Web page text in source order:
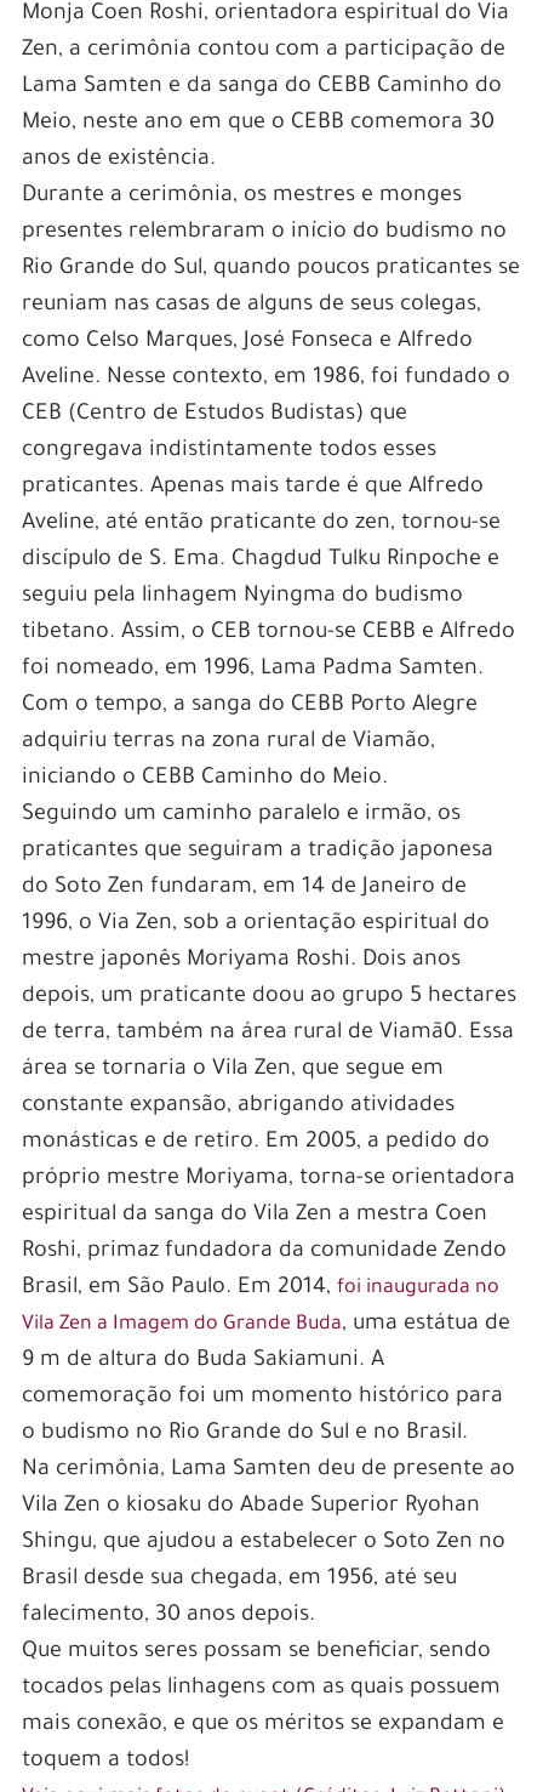
Monja Coen Roshi, orientadora espiritual do Via
Zen, a cerimônia contou com a participação de
Lama Samten e da sanga do CEBB Caminho do
Meio, neste ano em que o CEBB comemora 30
anos de existência.
Durante a cerimônia, os mestres e monges
presentes relembraram o início do budismo no
Rio Grande do Sul, quando poucos praticantes se
reuniam nas casas de alguns de seus colegas,
como Celso Marques, José Fonseca e Alfredo
Aveline. Nesse contexto, em 1986, foi fundado o
CEB (Centro de Estudos Budistas) que
congregava indistintamente todos esses
praticantes. Apenas mais tarde é que Alfredo
Aveline, até então praticante do zen, tornou-se
discípulo de S. Ema. Chagdud Tulku Rinpoche e
seguiu pela linhagem Nyingma do budismo
tibetano. Assim, o CEB tornou-se CEBB e Alfredo
foi nomeado, em 1996, Lama Padma Samten.
Com o tempo, a sanga do CEBB Porto Alegre
adquiriu terras na zona rural de Viamão,
iniciando o CEBB Caminho do Meio.
Seguindo um caminho paralelo e irmão, os
praticantes que seguiram a tradição japonesa
do Soto Zen fundaram, em 14 de Janeiro de
1996, o Via Zen, sob a orientação espiritual do
mestre japonês Moriyama Roshi. Dois anos
depois, um praticante doou ao grupo 5 hectares
de terra, também na área rural de Viamã0. Essa
área se tornaria o Vila Zen, que segue em
constante expansão, abrigando atividades
monásticas e de retiro. Em 2005, a pedido do
próprio mestre Moriyama, torna-se orientadora
espiritual da sanga do Vila Zen a mestra Coen
Roshi, primaz fundadora da comunidade Zendo
Brasil, em São Paulo. Em 2014, foi inaugurada no
Vila Zen a Imagem do Grande Buda, uma estátua de
9 m de altura do Buda Sakiamuni. A
comemoração foi um momento histórico para
o budismo no Rio Grande do Sul e no Brasil.
Na cerimônia, Lama Samten deu de presente ao
Vila Zen o kiosaku do Abade Superior Ryohan
Shingu, que ajudou a estabelecer o Soto Zen no
Brasil desde sua chegada, em 1956, até seu
falecimento, 30 anos depois.
Que muitos seres possam se beneficiar, sendo
tocados pelas linhagens com as quais possuem
mais conexão, e que os méritos se expandam e
toquem a todos!